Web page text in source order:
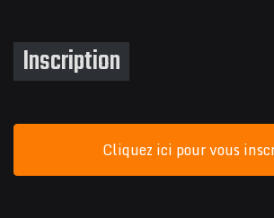
Inscription
Cliquez ici pour vous